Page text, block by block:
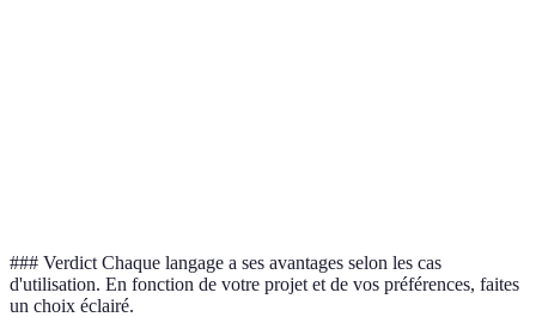
### Verdict Chaque langage a ses avantages selon les cas
d'utilisation. En fonction de votre projet et de vos préférences, faites
un choix éclairé.